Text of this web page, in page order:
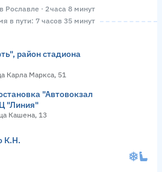
Рославле · 2 часа 8 минут
в пути: 7 часов 35 минут
район стадиона
Карла Маркса, 51
"Автовокзал
"Линия"
Кашена, 13
К.Н.